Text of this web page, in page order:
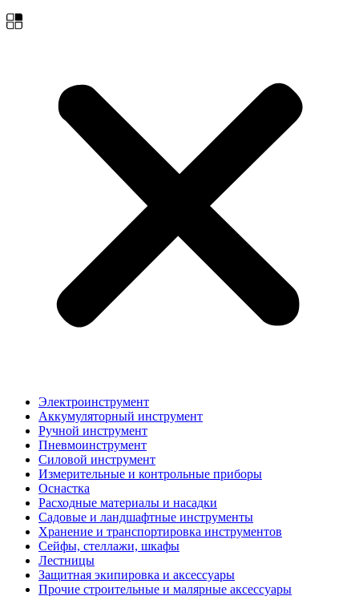
Электроинструмент
Аккумуляторный инструмент
Ручной инструмент
Пневмоинструмент
Силовой инструмент
Измерительные и контрольные приборы
Оснастка
Расходные материалы и насадки
Садовые и ландшафтные инструменты
Хранение и транспортировка инструментов
Сейфы, стеллажи, шкафы
Лестницы
Защитная экипировка и аксессуары
Прочие строительные и малярные аксессуары